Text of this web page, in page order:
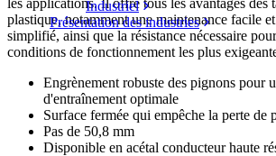
Industriel
Présentation des industries
plastique, notamment une maintenance facile
simplifié, ainsi que la résistance nécessaire
conditions de fonctionnement les plus
Engrènement robuste des pignons pour
d'entraînement optimale
Surface fermée qui empêche la perte de
Pas de 50,8 mm
Disponible en acétal conducteur haute